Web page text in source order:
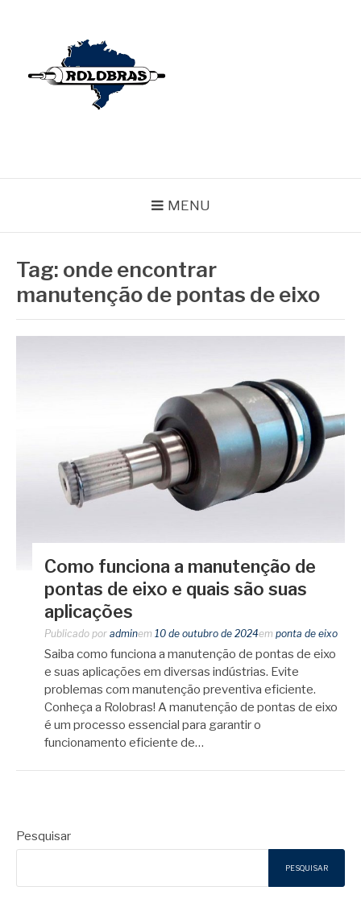
MENU
Tag: onde encontrar
manutenção de pontas de eixo
Como funciona a manutenção de
pontas de eixo e quais são suas
aplicações
Publicado por adminem 10 de outubro de 2024em ponta de eixo
Saiba como funciona a manutenção de pontas de eixo
e suas aplicações em diversas indústrias. Evite
problemas com manutenção preventiva eficiente.
Conheça a Rolobras! A manutenção de pontas de eixo
é um processo essencial para garantir o
funcionamento eficiente de…
Pesquisar
PESQUISAR